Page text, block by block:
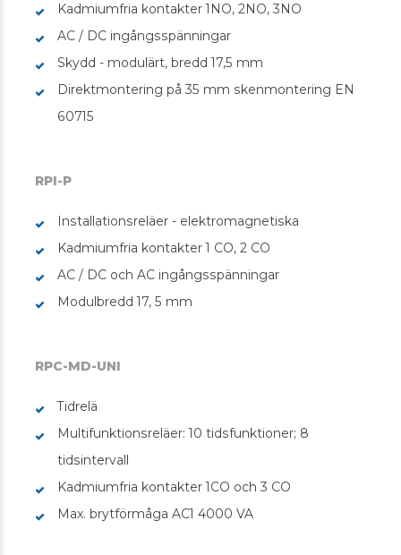
Kadmiumfria kontakter 1NO, 2NO, 3NO
AC / DC ingångsspänningar
Skydd - modulärt, bredd 17,5 mm
Direktmontering på 35 mm skenmontering EN
60715
RPI-P
Installationsreläer - elektromagnetiska
Kadmiumfria kontakter 1 CO, 2 CO
AC / DC och AC ingångsspänningar
Modulbredd 17, 5 mm
RPC-MD-UNI
Tidrelä
Multifunktionsreläer: 10 tidsfunktioner; 8
tidsintervall
Kadmiumfria kontakter 1CO och 3 CO
Max. brytförmåga AC1 4000 VA